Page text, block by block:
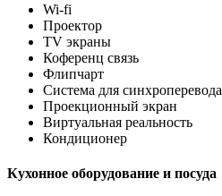
Wi-fi
Проектор
TV экраны
Коференц связь
Флипчарт
Система для синхроперевода
Проекционный экран
Виртуальная реальность
Кондиционер
Кухонное оборудование и посуда